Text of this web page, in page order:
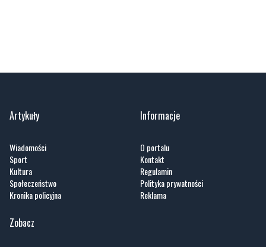
Artykuły
Wiadomości
Sport
Kultura
Społeczeństwo
Kronika policyjna
Informacje
O portalu
Kontakt
Regulamin
Polityka prywatności
Reklama
Zobacz